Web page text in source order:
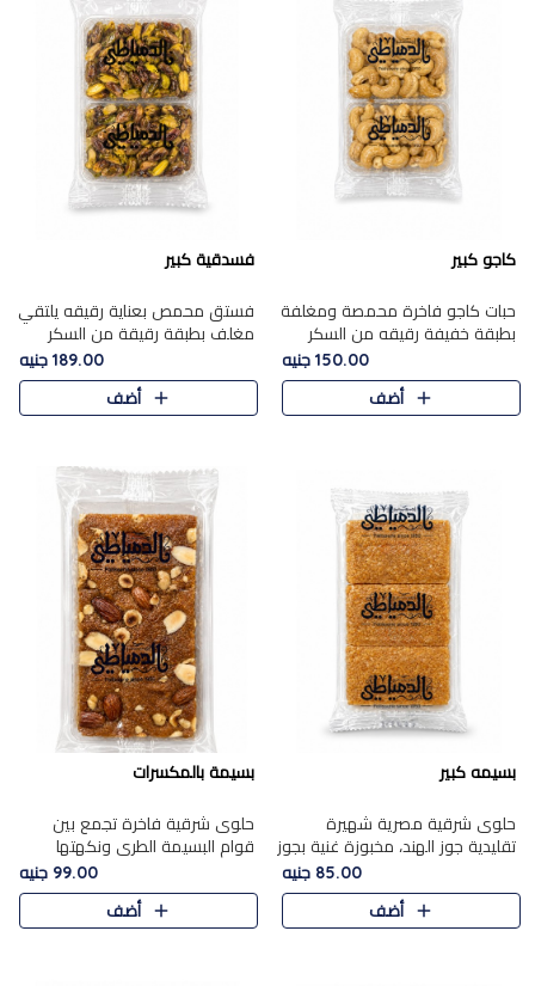
كاجو كبير
حبات كاجو فاخرة محمصة ومغلفة
بطبقة خفيفة رقيقه من السكر
المكرمل، تجمع بين توازن النعومة
زبدية غنية فاخرة والقرمشة
المرضية في حلوى شرقية بطاب..
150.00 جنيه
أضف
فسدقية كبير
فستق محمص بعناية رقيقه يلتقي
مغلف بطبقة رقيقة من السكر
المكرمل، ليقدم مذاقًا فاخرًا حلوي
شرقية فاخرة ونكهة غنية ناتي تميز
كل قطعة و قوام هش
189.00 جنيه
أضف
بسيمه كبير
حلوى شرقية مصرية شهيرة
تقليدية جوز الهند، مخبوزة غنية بجوز
الهند، بلمسه ذهبية وتتميز بقوامها
المرمل وطعمها اللذيذ الذي يشبه
البسبوسة. تُخبز..
85.00 جنيه
أضف
بسيمة بالمكسرات
حلوى شرقية فاخرة تجمع بين
قوام البسيمة الطري ونكهتها
الغنية، مزينة بتشكيلة مختارة من
اللوز والبندق والمكسرات الفاخرة.
مزيج متوازن من القوام ..
99.00 جنيه
أضف